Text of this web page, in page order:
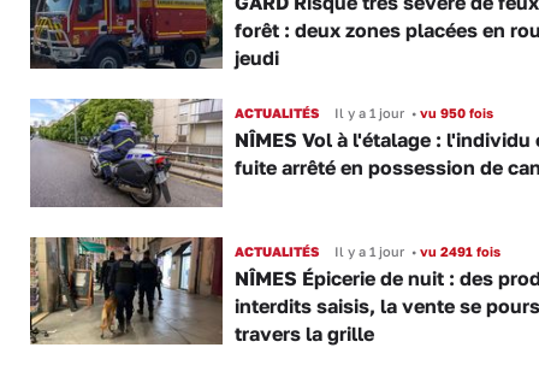
forêt : deux zones placées en
jeudi
ACTUALITÉS Il y a 1 jour •vu 950 fois
NÎMES Vol à l'étalage : l'individu
fuite arrêté en possession de
ACTUALITÉS Il y a 1 jour •vu 2491 fois
NÎMES Épicerie de nuit : des
interdits saisis, la vente se
travers la grille